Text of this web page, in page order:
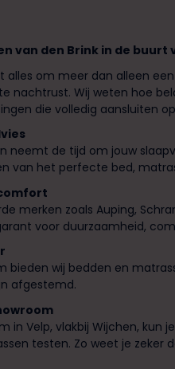
van den Brink in de buurt
alles om meer dan alleen
nachtrust. Wij weten hoe
die volledig aansluiten
neemt de tijd om jouw
van het perfecte bed,
merken zoals Auping,
voor duurzaamheid,
bieden wij bedden en
afgestemd.
in Velp, vlakbij Wijchen, kun
testen. Zo weet je zeker